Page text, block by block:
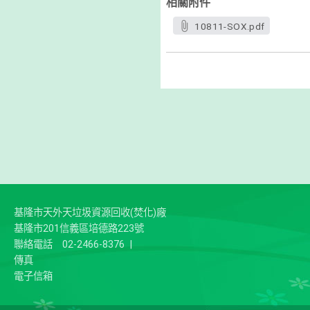
10811-SOX.pdf
基隆市天外天垃圾資源回收(焚化)廠
基隆市201信義區培德路223號
聯絡電話
02-2466-8376
傳真
電子信箱